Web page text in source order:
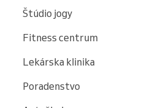
Štúdio jogy
Fitness centrum
Lekárska klinika
Poradenstvo